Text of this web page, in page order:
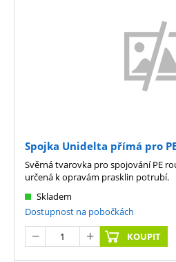
Spojka Unidelta přímá pro
Skladem
Dostupnost na pobočkách
KOUPIT
Svěrná tvarovka pro spojování PE
určená k opravám prasklin potrubí.